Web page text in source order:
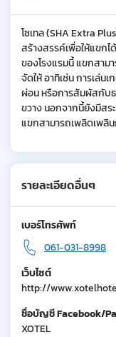
โซเทล (SHA Extra
สร้างสรรค์เพื่อให้แขก
ของโรงแรมนี้ แขกสา
จัดให้ อาทิเช่น การเล่
ผ่อน หรือการสัมผัสกับธ
ขวาง นอกจากนี้ยังมีสร
แขกสามารถเพลิดเพลิ
รายละเอียดอื่นๆ
เบอร์โทรศัพท์
061-031-8998
เว็บไซต์
http://
ชื่อบัญชี Facebook/
XOTEL